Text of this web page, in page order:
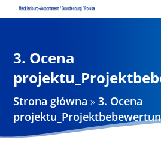
Projekty
Aktualności
3. Ocena
Strona główna »3. Ocena